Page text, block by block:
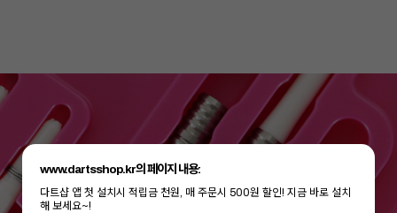
www.dartsshop.kr의 페이지 내용:
다트샵 앱 첫 설치시 적립금 천원, 매 주문시 500원 할인! 지금 바로 설치
해 보세요~!